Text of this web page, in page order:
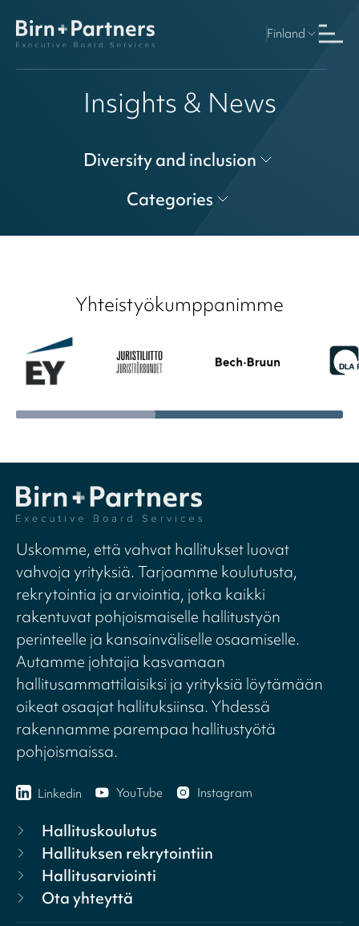
Finland
Insights & News
Diversity and inclusion
Categories
Yhteistyökumppanimme
Uskomme, että vahvat hallitukset luovat
vahvoja yrityksiä. Tarjoamme koulutusta,
rekrytointia ja arviointia, jotka kaikki
rakentuvat pohjoismaiselle hallitustyön
perinteelle ja kansainväliselle osaamiselle.
Autamme johtajia kasvamaan
hallitusammattilaisiksi ja yrityksiä löytämään
oikeat osaajat hallituksiinsa. Yhdessä
rakennamme parempaa hallitustyötä
pohjoismaissa.
Linkedin YouTube Instagram
Hallituskoulutus
Hallituksen rekrytointiin
Hallitusarviointi
Ota yhteyttä